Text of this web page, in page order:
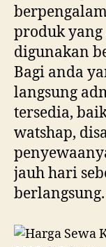
produk yang
digunakan
Bagi anda
langsung
tersedia,
watshap,
jauh hari
berlangsung.